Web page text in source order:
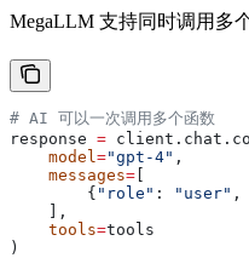
MegaLLM 支持同时调用多
# AI 可以一次调用多个函数
response =
    model
="gpt-4" ,
    messages
=
        {
"role" : "user" ,
    ],
    tools
=tools
)